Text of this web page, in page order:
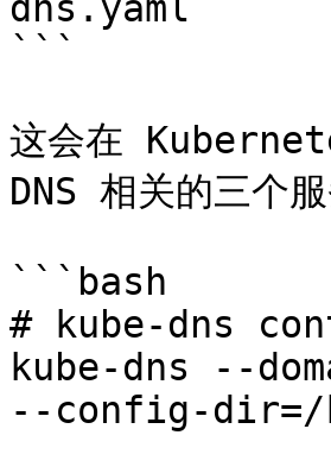
```
这会在
DNS 相关的三个服
```bash
# kube-dns
kube-dns --
--config-dir=/